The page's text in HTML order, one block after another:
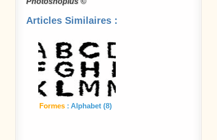
Articles Similaires :
Formes : Alphabet (8)